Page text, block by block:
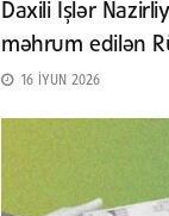
Daxili İşlər
məhrum edilən
16 İYUN 2026